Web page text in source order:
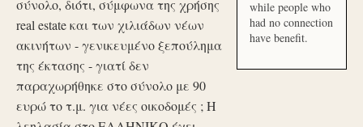
σύνολο, διότι, σύμφωνα της χρήσης
real estate και των χιλιάδων νέων
ακινήτων - γενικευμένο ξεπούλημα
της έκτασης - γιατί δεν
παραχωρήθηκε στο σύνολο με 90
ευρώ το τ.μ. για νέες οικοδομές ; Η
while people who
had no connection
have benefit.